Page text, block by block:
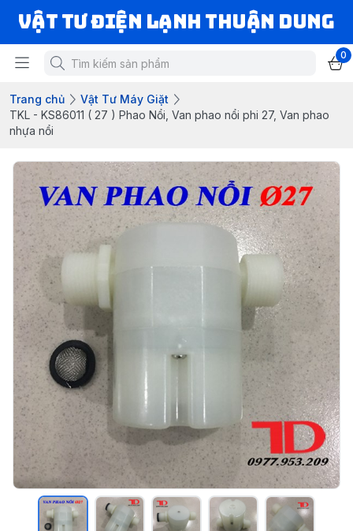
VẬT TƯ ĐIỆN LẠNH THUẬN DUNG
0
Trang chủ
Vật Tư Máy Giặt
TKL - KS86011 ( 27 ) Phao Nổi, Van phao nổi phi 27, Van phao
nhựa nổi